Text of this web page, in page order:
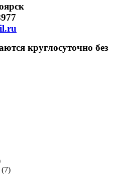
круглосуточно без
(7)